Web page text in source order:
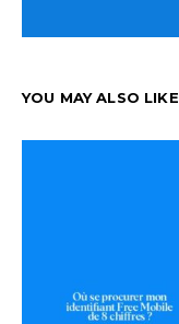
YOU MAY ALSO LIKE